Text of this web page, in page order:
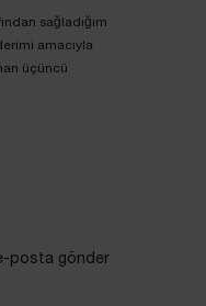
sağladığım
amacıyla
üçüncü
posta gönder